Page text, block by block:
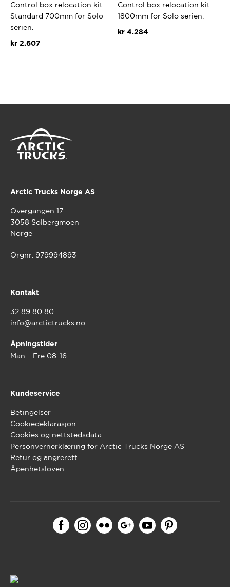
Control box relocation kit.
Standard 700mm for Solo
serien.
kr2.607
Control box relocation kit.
1800mm for Solo serien.
kr 4.284
Arctic Trucks Norge AS
Overgangen 17
3058 Solbergmoen
Norge
Orgnr. 979994893
Kontakt
32 89 80 80
info@arctictrucks.no
Åpningstider
Man – Fre 08-16
Kundeservice
Betingelser
Cookiedeklarasjon
Cookies og nettstedsdata
Personvernerklæring for Arctic Trucks Norge AS
Retur og angrerett
Åpenhetsloven